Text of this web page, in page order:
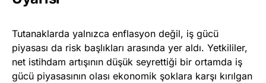
Tutanaklarda yalnızca enflasyon değil, iş gücü
piyasası da risk başlıkları arasında yer aldı. Yetkililer,
net istihdam artışının düşük seyrettiği bir ortamda iş
gücü piyasasının olası ekonomik şoklara karşı kırılgan